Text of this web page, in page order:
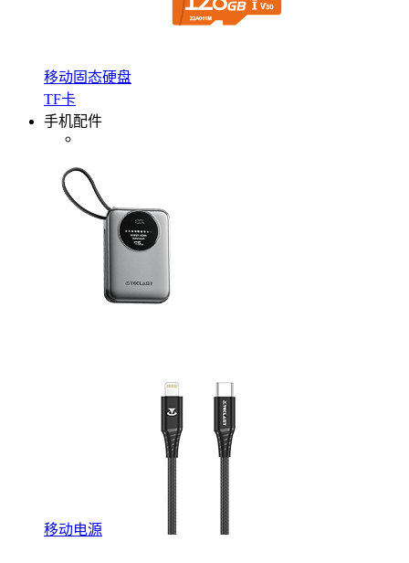
移动固态硬盘
TF卡
手机配件
移动电源